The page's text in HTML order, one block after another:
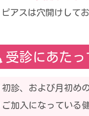
ピアスは穴開けして
受診にあた
初診、および月初め
ご加入になっている